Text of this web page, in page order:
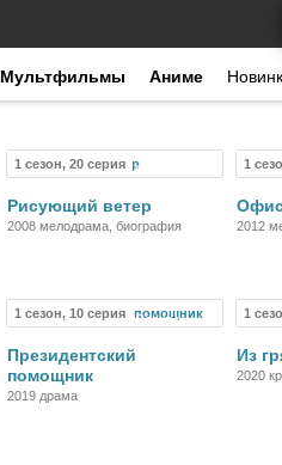
Мультфильмы Аниме
1 сезон, 20 серия Сериал
Рисующий ветер
2008 мелодрама, биография
1
2012
1 сезон, 10 серия Сериал
Президентский
помощник
2019 драма
1
Из
2020